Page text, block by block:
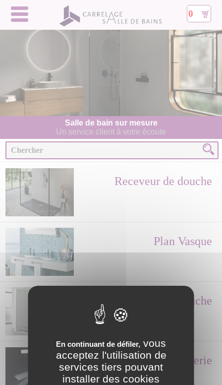
0
Salle de bain sur mesure
Un service client à votre écoute
Receveur de douche
Plan Vasque
Paroi de Douche
Robinetterie
En continuant de défiler, vous
acceptez l'utilisation de
services tiers pouvant
installer des cookies